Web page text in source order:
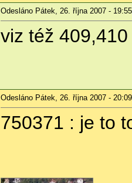
Odesláno Pátek, 26. října 2007 - 19:55
viz též
Odesláno Pátek, 26. října 2007 - 20:09
750371 : je to